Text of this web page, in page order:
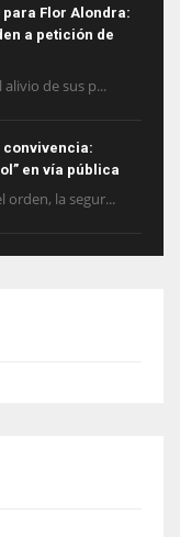
para Flor Alondra:
a petición de
de sus p...
convivencia:
en vía pública
orden, la segur...